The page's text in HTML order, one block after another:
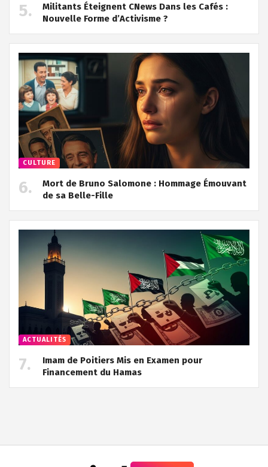
Militants Éteignent CNews Dans les Cafés :
Nouvelle Forme d’Activisme ?
CULTURE
Mort de Bruno Salomone : Hommage Émouvant
de sa Belle-Fille
ACTUALITÉS
Imam de Poitiers Mis en Examen pour
Financement du Hamas